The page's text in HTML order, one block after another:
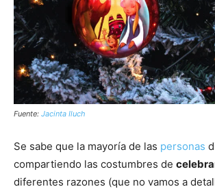
Fuente: Jacinta Iluch
Se sabe que la mayoría de las personas
compartiendo las costumbres de
diferentes razones (que no vamos a